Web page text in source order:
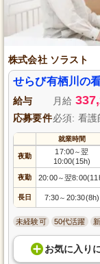
株式会社 ソラスト
せらび有栖川の
給与 月給
応募要件必須: 看護
就業時間
夜勤
17:00～翌
10:00(15h)
夜勤 20:00～翌
長日 7:30～ 20:30(8h)
未経験可 50代活躍
お気に入り